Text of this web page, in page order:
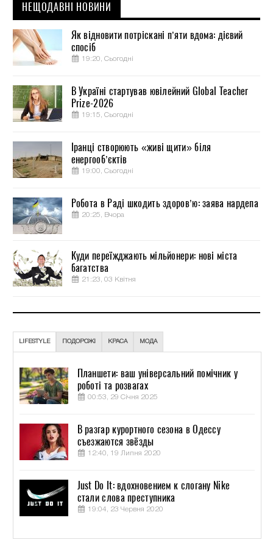
НЕЩОДАВНІ НОВИНИ
Як відновити потріскані п’яти вдома: дієвий
спосіб
19:20, Сьогодні
В Україні стартував ювілейний Global Teacher
Prize-2026
19:15, Сьогодні
Іранці створюють «живі щити» біля
енергооб’єктів
19:00, Сьогодні
Робота в Раді шкодить здоров’ю: заява нардепа
20:25, Вчора
Куди переїжджають мільйонери: нові міста
багатства
21:23, 03 Квітня
LIFESTYLE ПОДОРОЖІ КРАСА МОДА
Планшети: ваш універсальний помічник у
роботі та розвагах
00:53, 29 Січня 2025
В разгар курортного сезона в Одессу
съезжаются звёзды
12:40, 19 Липня 2020
Just Do It: вдохновением к слогану Nike
стали слова преступника
19:04, 23 Червня 2020